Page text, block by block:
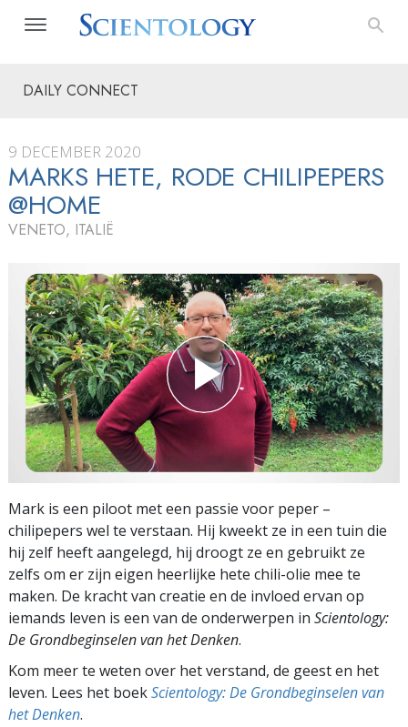
DAILY CONNECT
9 DECEMBER 2020
MARKS HETE, RODE CHILIPEPERS
@HOME
VENETO, ITALIË
Mark is een piloot met een passie voor peper –
chilipepers wel te verstaan. Hij kweekt ze in een tuin die
hij zelf heeft aangelegd, hij droogt ze en gebruikt ze
zelfs om er zijn eigen heerlijke hete chili-olie mee te
maken. De kracht van creatie en de invloed ervan op
iemands leven is een van de onderwerpen in Scientology:
De Grondbeginselen van het Denken.
Kom meer te weten over het verstand, de geest en het
leven. Lees het boekScientology: De Grondbeginselen van
het Denken.